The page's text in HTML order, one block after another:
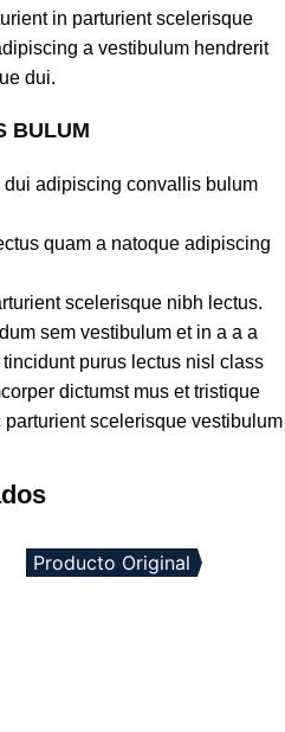
in parturient scelerisque
a vestibulum hendrerit
dui.
BULUM
adipiscing convallis bulum
quam a natoque adipiscing
scelerisque nibh lectus.
sem vestibulum et in a a a
purus lectus nisl class
dictumst mus et tristique
scelerisque vestibulum
Producto Original